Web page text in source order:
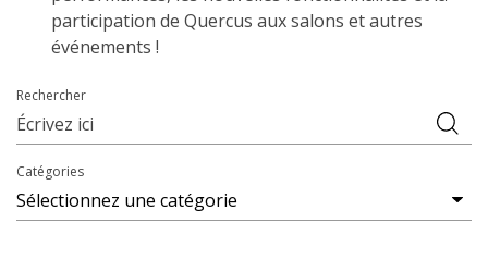
participation de Quercus aux salons et autres
événements !
Rechercher
Catégories